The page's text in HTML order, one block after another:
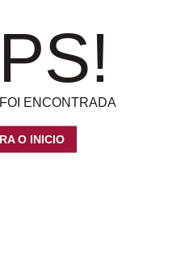
ENCONTRADA
O INICIO